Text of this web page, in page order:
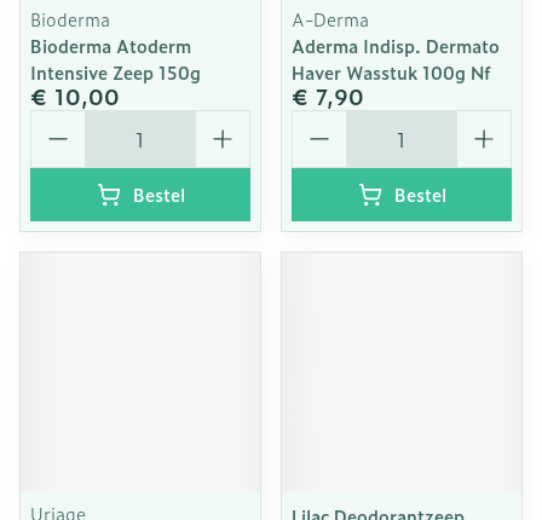
Bioderma
Bioderma Atoderm
Intensive Zeep 150g
€ 10,00
Aantal
Bestel
A-Derma
Aderma Indisp. Dermato
Haver Wasstuk 100g Nf
€ 7,90
Aantal
Bestel
Uriage